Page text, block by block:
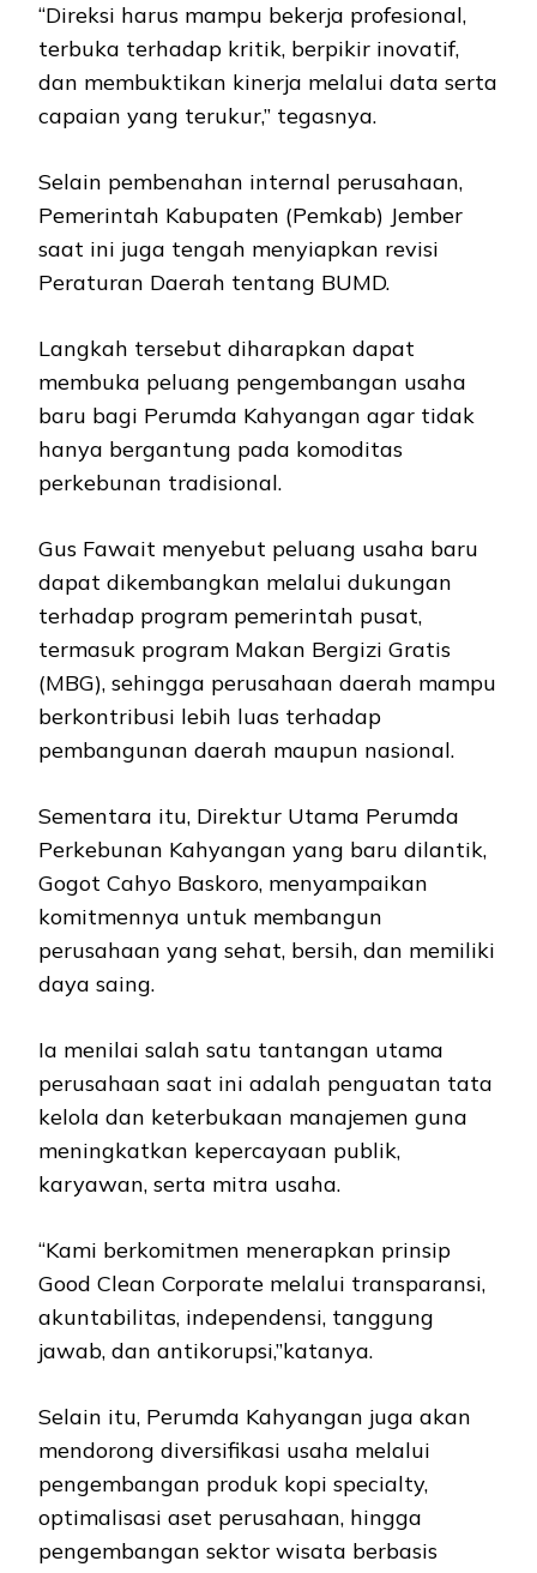
“Direksi harus mampu bekerja profesional,
terbuka terhadap kritik, berpikir inovatif,
dan membuktikan kinerja melalui data serta
capaian yang terukur,” tegasnya.
Selain pembenahan internal perusahaan,
Pemerintah Kabupaten (Pemkab) Jember
saat ini juga tengah menyiapkan revisi
Peraturan Daerah tentang BUMD.
Langkah tersebut diharapkan dapat
membuka peluang pengembangan usaha
baru bagi Perumda Kahyangan agar tidak
hanya bergantung pada komoditas
perkebunan tradisional.
Gus Fawait menyebut peluang usaha baru
dapat dikembangkan melalui dukungan
terhadap program pemerintah pusat,
termasuk program Makan Bergizi Gratis
(MBG), sehingga perusahaan daerah mampu
berkontribusi lebih luas terhadap
pembangunan daerah maupun nasional.
Sementara itu, Direktur Utama Perumda
Perkebunan Kahyangan yang baru dilantik,
Gogot Cahyo Baskoro, menyampaikan
komitmennya untuk membangun
perusahaan yang sehat, bersih, dan memiliki
daya saing.
Ia menilai salah satu tantangan utama
perusahaan saat ini adalah penguatan tata
kelola dan keterbukaan manajemen guna
meningkatkan kepercayaan publik,
karyawan, serta mitra usaha.
“Kami berkomitmen menerapkan prinsip
Good Clean Corporate melalui transparansi,
akuntabilitas, independensi, tanggung
jawab, dan antikorupsi,”katanya.
Selain itu, Perumda Kahyangan juga akan
mendorong diversifikasi usaha melalui
pengembangan produk kopi specialty,
optimalisasi aset perusahaan, hingga
pengembangan sektor wisata berbasis